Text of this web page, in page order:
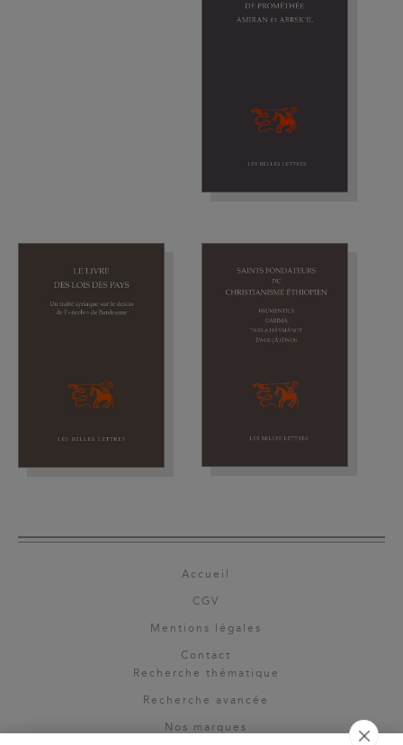
Accueil
CGV
Mentions légales
Contact
Recherche thématique
Recherche avancée
Nos marques